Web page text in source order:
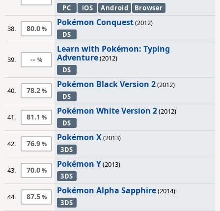
PC
iOS Android Browser
38. 80.0
Pokémon Conquest(2012)
DS
39. --
Learn with Pokémon: Typing
Adventure(2012)
DS
40. 78.2
Pokémon Black Version 2(2012)
DS
41. 81.1
Pokémon White Version 2(2012)
DS
42. 76.9
Pokémon X(2013)
3DS
43. 70.0
Pokémon Y(2013)
3DS
44. 87.5
Pokémon Alpha Sapphire(2014)
3DS